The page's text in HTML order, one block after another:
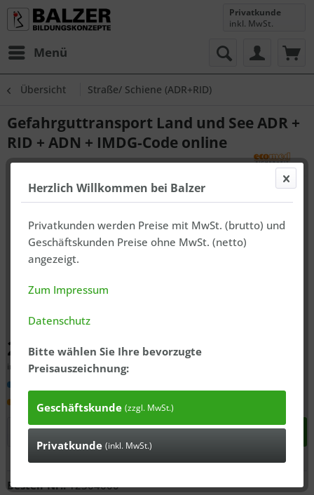
Menü
Privatkunde
inkl. MwSt.
Übersicht Straße/ Schiene (ADR+RID)
Gefahrguttransport Land und See ADR +
RID + ADN + IMDG-Code online
259,99 € *
inkl. MwSt., zzgl.ausgewiesener Versandkosten
Lieferzeit 3 Tage
In denWarenkorb
Bestell-Nr.:12304000
Herzlich Willkommen bei Balzer
Privatkunden werden Preise mit MwSt. (brutto) und
Geschäftskunden Preise ohne MwSt. (netto)
angezeigt.
Zum Impressum
Datenschutz
Bitte wählen Sie Ihre bevorzugte
Preisauszeichnung:
Geschäftskunde (zzgl. MwSt.)
Privatkunde (inkl. MwSt.)